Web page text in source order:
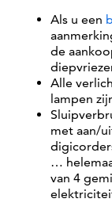
Als u een
de
Alle
lampen
met aan/
…
van 4